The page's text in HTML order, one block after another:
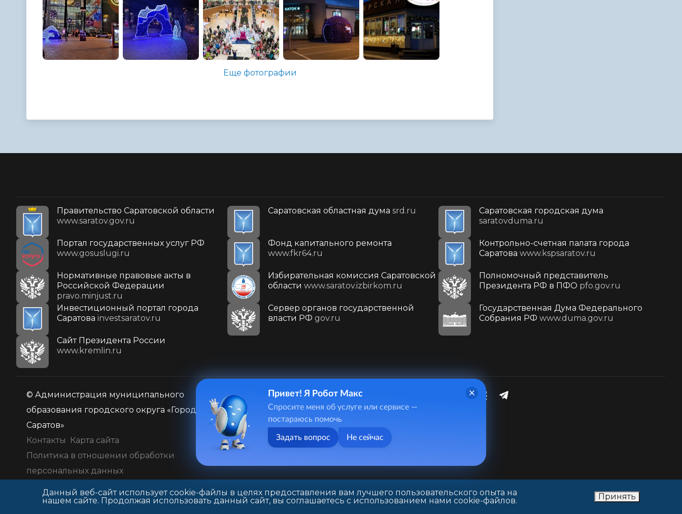
Еще фотографии
Правительство Саратовской области
www.saratov.gov.ru
Саратовская областная дума srd.ru
Саратовская городская дума
saratovduma.ru
Портал государственных услуг РФ
www.gosuslugi.ru
Фонд капитального ремонта
www.fkr64.ru
Контрольно-счетная палата города
Саратова www.kspsaratov.ru
Нормативные правовые акты в
Российской Федерации
pravo.minjust.ru
Избирательная комиссия Саратовской
области www.saratov.izbirkom.ru
Полномочный представитель
Президента РФ в ПФО pfo.gov.ru
Инвестиционный портал города
Саратова investsaratov.ru
Сервер органов государственной
власти РФ gov.ru
Государственная Дума Федерального
Собрания РФ www.duma.gov.ru
Cайт Президента России
www.kremlin.ru
© Администрация муниципального
образования городского округа «Город
Саратов»
Контакты
Карта сайта
Политика в отношении обработки
персональных данных
410031, г. Саратов, ул. Первомайская, д. 78
+7(8452)26-02-49
Данный веб-сайт использует cookie-файлы в целях предоставления вам лучшего пользовательского опыта на
нашем сайте. Продолжая использовать данный сайт, вы соглашаетесь с использованием нами cookie-файлов.
Принять
Привет! Я Робот Макс
Спросите меня об услуге или сервисе —
постараюсь помочь
Задать вопрос Не сейчас